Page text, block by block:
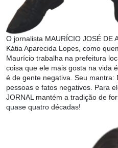
O jornalista MAURÍCIO JOSÉ DE
Kátia Aparecida Lopes, como
Maurício trabalha na prefeitura
coisa que ele mais gosta na vida
é de gente negativa. Seu mantra:
pessoas e fatos negativos. Para
JORNAL mantém a tradição de
quase quatro décadas!